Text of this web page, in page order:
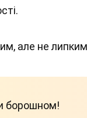
але не
борошном!